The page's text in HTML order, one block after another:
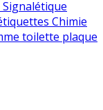
Signalétique
Chimie
toilette plaque